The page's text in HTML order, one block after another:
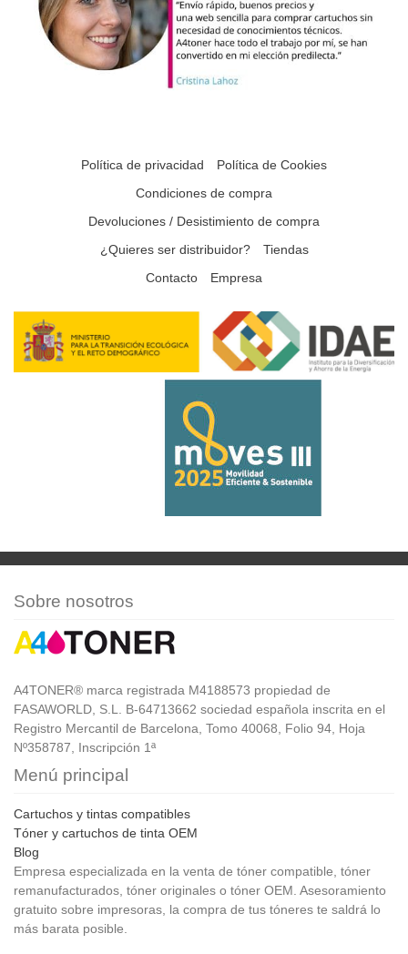
Política de privacidad
Política de Cookies
Condiciones de compra
Devoluciones / Desistimiento de compra
¿Quieres ser distribuidor?
Tiendas
Contacto
Empresa
Sobre nosotros
A4TONER® marca registrada M4188573 propiedad de
FASAWORLD, S.L. B-64713662 sociedad española inscrita en el
Registro Mercantil de Barcelona, Tomo 40068, Folio 94, Hoja
Nº358787, Inscripción 1ª
Menú principal
Cartuchos y tintas compatibles
Tóner y cartuchos de tinta OEM
Blog
Empresa especializada en la venta de tóner compatible, tóner
remanufacturados, tóner originales o tóner OEM. Asesoramiento
gratuito sobre impresoras, la compra de tus tóneres te saldrá lo
más barata posible.